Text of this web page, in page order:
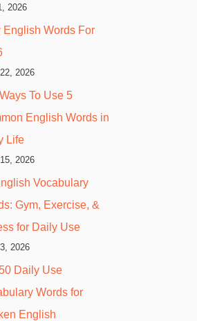
2026
English Words For
2026
To Use 5
English Words in
Life
2026
Vocabulary
Gym, Exercise, &
for Daily Use
2026
Daily Use
Words for
English